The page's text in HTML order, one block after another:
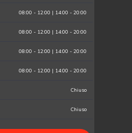
08:00 - 12:00 | 14:00 - 20:00
08:00 - 12:00 | 14:00 - 20:00
08:00 - 12:00 | 14:00 - 20:00
08:00 - 12:00 | 14:00 - 20:00
Chiuso
Chiuso